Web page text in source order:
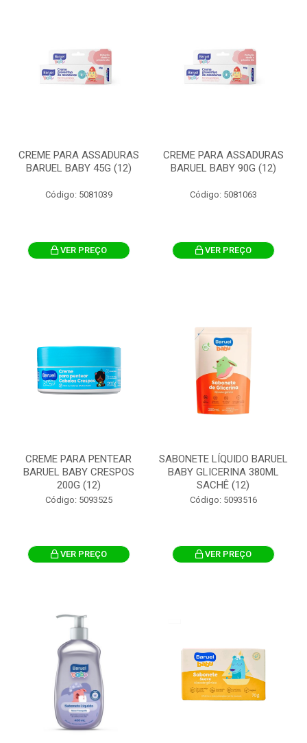
CREME PARA ASSADURAS
BARUEL BABY 45G (12)
Código: 5081039
VER PREÇO
CREME PARA ASSADURAS
BARUEL BABY 90G (12)
Código: 5081063
VER PREÇO
CREME PARA PENTEAR
BARUEL BABY CRESPOS
200G (12)
Código: 5093525
VER PREÇO
SABONETE LÍQUIDO BARUEL
BABY GLICERINA 380ML
SACHÊ (12)
Código: 5093516
VER PREÇO